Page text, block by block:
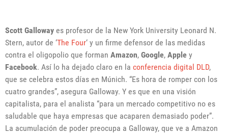
Scott Galloway es profesor de la New York University Leonard N.
Stern, autor de ‘The Four‘ y un firme defensor de las medidas
contra el oligopolio que forman Amazon, Google, Apple y
Facebook. Así lo ha dejado claro en la conferencia digital DLD,
que se celebra estos días en Múnich. “Es hora de romper con los
cuatro grandes”, asegura Galloway. Y es que en una visión
capitalista, para el analista “para un mercado competitivo no es
saludable que haya empresas que acaparen demasiado poder”.
La acumulación de poder preocupa a Galloway, que ve a Amazon